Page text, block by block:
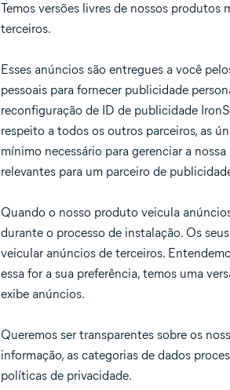
Temos versões livres de nossos
terceiros.
Esses anúncios são entregues a você
pessoais para fornecer publicidade
reconfiguração de ID de publicidade
respeito a todos os outros parceiros, as
mínimo necessário para gerenciar a
relevantes para um parceiro de
Quando o nosso produto veicula
durante o processo de instalação. Os
veicular anúncios de terceiros.
essa for a sua preferência, temos uma
exibe anúncios.
Queremos ser transparentes sobre os
informação, as categorias de dados
políticas de privacidade.